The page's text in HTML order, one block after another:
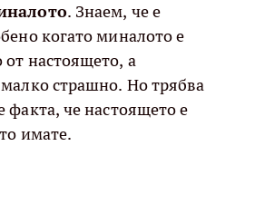
. Знаем, че е
когато миналото е
настоящето, а
страшно. Но трябва
факта, че настоящето е
имате.